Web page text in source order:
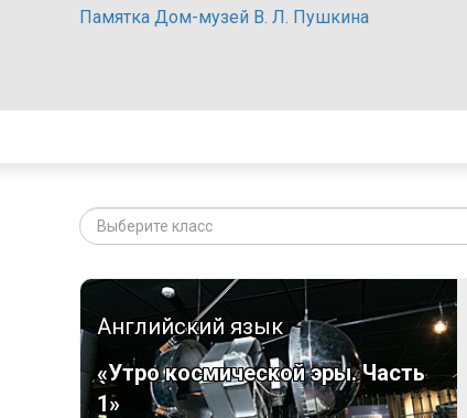
Памятка Дом-музей В. Л. Пушкина
Выберите класс
Английский язык
«Утро космической эры. Часть
1»